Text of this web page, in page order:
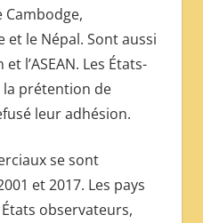
Cambodge,
et le Népal. Sont aussi
l’ASEAN. Les États-
la prétention de
leur adhésion.
se sont
et 2017. Les pays
États observateurs,